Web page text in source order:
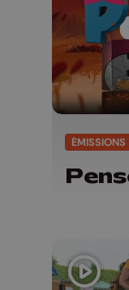
ÉMISSIONS